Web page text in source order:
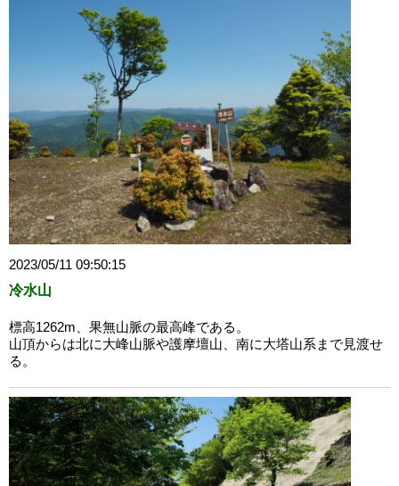
2023/05/11 09:50:15
冷水山
標高1262m、果無山脈の最高峰である。
山頂からは北に大峰山脈や護摩壇山、南に大塔山系まで見渡せ
る。